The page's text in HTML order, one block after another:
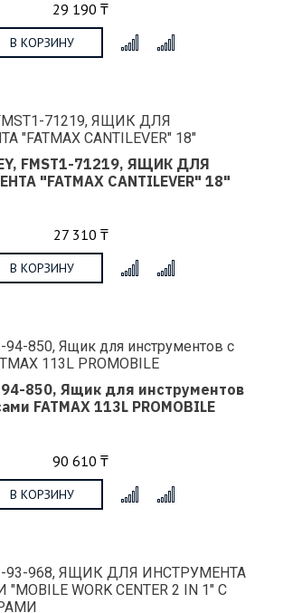
29 190 ₸
В КОРЗИНУ
FMST1-71219, ЯЩИК ДЛЯ
"FATMAX CANTILEVER" 18"
27 310 ₸
В КОРЗИНУ
94-850, Ящик для инструментов
FATMAX 113L PROMOBILE
90 610 ₸
В КОРЗИНУ